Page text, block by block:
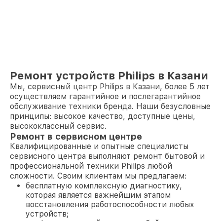
Ремонт устройств Philips в Казани
Мы, сервисный центр Philips в Казани, более 5 лет
осуществляем гарантийное и послегарантийное
обслуживание техники бренда. Наши безусловные
принципы: высокое качество, доступные цены,
высококлассный сервис.
Ремонт в сервисном центре
Квалифицированные и опытные специалисты
сервисного центра выполняют ремонт бытовой и
профессиональной техники Philips любой
сложности. Своим клиентам мы предлагаем:
бесплатную комплексную диагностику,
которая является важнейшим этапом
восстановления работоспособности любых
устройств;